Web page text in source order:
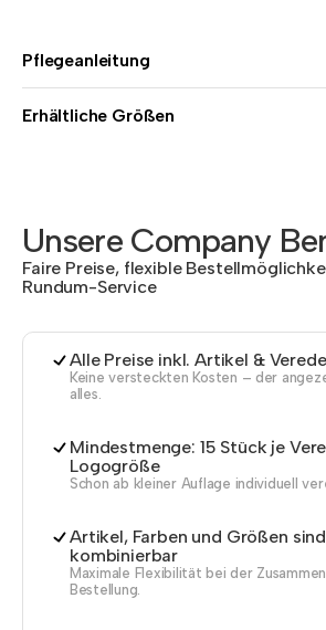
Pflegeanleitung
Erhältliche Größen
Unsere Company
Faire Preise, flexible
Rundum-Service
Alle Preise inkl. Artikel &
Keine versteckten Kosten – der
alles.
Mindestmenge: 15 Stück je
Logogröße
Schon ab kleiner Auflage individuell
Artikel, Farben und Größen
kombinierbar
Maximale Flexibilität bei der
Bestellung.